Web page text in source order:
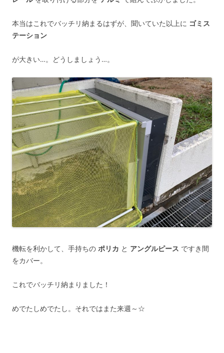
本当はこれでバッチリ納まるはずが、聞いていた以上に ゴミス
テーション
が大きい…。どうしましょう…。
機転を利かして、手持ちの ポリカ と アングルピース ですき間
をカバー。
これでバッチリ納まりました！
めでたしめでたし。それではまた来週～☆